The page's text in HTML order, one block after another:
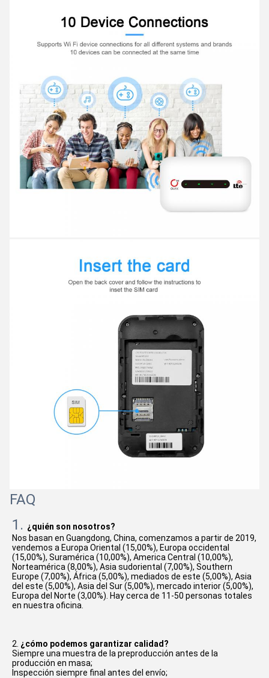
FAQ
1. ¿quién son nosotros?
Nos basan en Guangdong, China, comenzamos a partir de 2019,
vendemos a Europa Oriental (15,00%), Europa occidental
(15,00%), Suramérica (10,00%), America Central (10,00%),
Norteamérica (8,00%), Asia sudoriental (7,00%), Southern
Europe (7,00%), África (5,00%), mediados de este (5,00%), Asia
del este (5,00%), Asia del Sur (5,00%), mercado interior (5,00%),
Europa del Norte (3,00%). Hay cerca de 11-50 personas totales
en nuestra oficina.
2. ¿cómo podemos garantizar calidad?
Siempre una muestra de la preproducción antes de la
producción en masa;
Inspección siempre final antes del envío;